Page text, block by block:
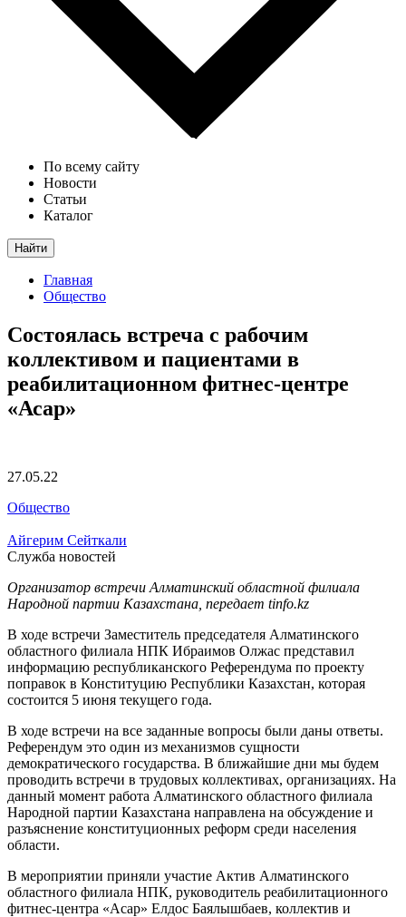
По всему сайту
Новости
Статьи
Каталог
Найти
Главная
Общество
Состоялась встреча с рабочим
коллективом и пациентами в
реабилитационном фитнес-центре
«Асар»
27.05.22
Общество
Айгерим Сейткали
Служба новостей
Организатор встречи Алматинский областной филиала
Народной партии Казахстана, передает tinfo.kz
В ходе встречи Заместитель председателя Алматинского
областного филиала НПК Ибраимов Олжас представил
информацию республиканского Референдума по проекту
поправок в Конституцию Республики Казахстан, которая
состоится 5 июня текущего года.
В ходе встречи на все заданные вопросы были даны ответы.
Референдум это один из механизмов сущности
демократического государства. В ближайшие дни мы будем
проводить встречи в трудовых коллективах, организациях. На
данный момент работа Алматинского областного филиала
Народной партии Казахстана направлена на обсуждение и
разъяснение конституционных реформ среди населения
области.
В мероприятии приняли участие Актив Алматинского
областного филиала НПК, руководитель реабилитационного
фитнес-центра «Асар» Елдос Баялышбаев, коллектив и